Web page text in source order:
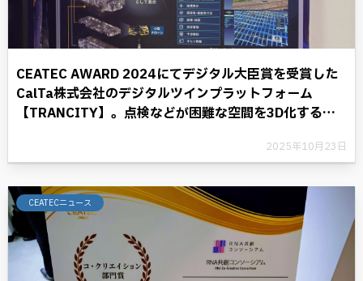
CEATEC AWARD 2024にてデジタル大臣賞を受賞した
CalTa株式会社のデジタルツインプラットフォーム
【TRANCITY】。点検などが困難な空間を3D化するこ
2025年10月23日
CEATECニュース